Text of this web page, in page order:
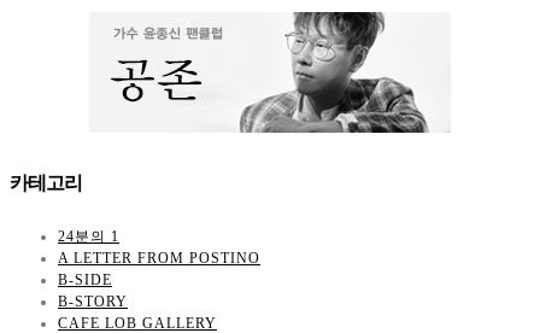
카테고리
24분의 1
A LETTER FROM POSTINO
B-SIDE
B-STORY
CAFE LOB GALLERY